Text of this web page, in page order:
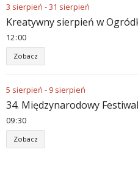
3 sierpień -31 sierpień
Kreatywny sierpień w
12 00
Zobacz
5 sierpień - 9 sierpień
34. Międzynarodowy
09 30
Zobacz